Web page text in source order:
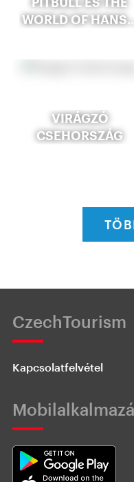
WORLD OF HANS…
VIRÁGZÓ
CSEHORSZÁG
CzechTourism
Kapcsolatfelvétel